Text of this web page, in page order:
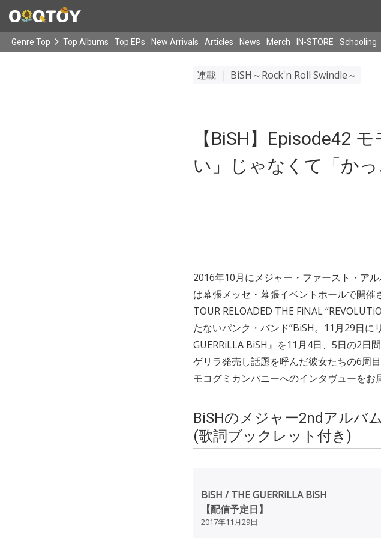
Genre Top Top Albums Top EPs New Arrivals Articles News Merch IN-STORE Schooling
連載 BiSH～Rock'n Roll Swindle～
【BiSH】Episode42
い」じゃなくて「かっ
2016年10月にメジャー・ファースト・ア
は幕張メッセ・幕張イベントホールで開
TOUR RELOADED THE FiNAL
たないパンク・バンド”BiSH。11月29日
GUERRiLLA BiSH』を11月4日、5日の2日
ゲリラ発売し話題を呼んだ彼女たちの6周
モコグミカンパニーへのインタヴューをお
BiSHのメジャー2ndアルバ
(歌詞ブックレット付き)
BiSH / THE GUERRiLLA BiSH
【配信予定日】
2017年11月29日